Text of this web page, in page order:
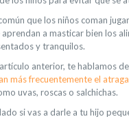
que los niños coman
aprendan a masticar bien los
y tranquilos.
anterior, te hablamos
más frecuentemente el
uvas, roscas o salchichas.
si vas a darle a tu hijo